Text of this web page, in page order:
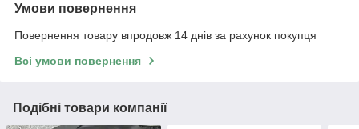
Умови повернення
Повернення товару впродовж 14 днів за рахунок покупця
Всі умови повернення
Подібні товари компанії